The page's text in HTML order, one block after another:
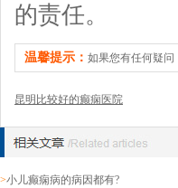
的责任。
温馨提示： 如果您有任何疑
昆明比较好的癫痫医院
>小儿癫痫病的病因都有?